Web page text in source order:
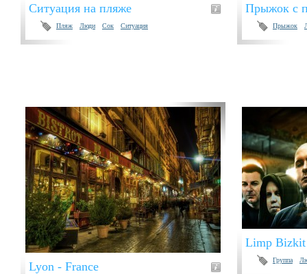
Ситуация на пляже
Пляж Люди Сок Ситуация
Прыжок с
Прыжок
Lyon - France
Limp Bizkit
Группа